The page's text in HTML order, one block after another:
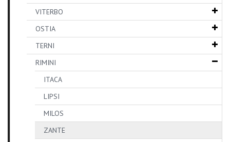
VITERBO
OSTIA
TERNI
RIMINI
ITACA
LIPSI
MILOS
ZANTE